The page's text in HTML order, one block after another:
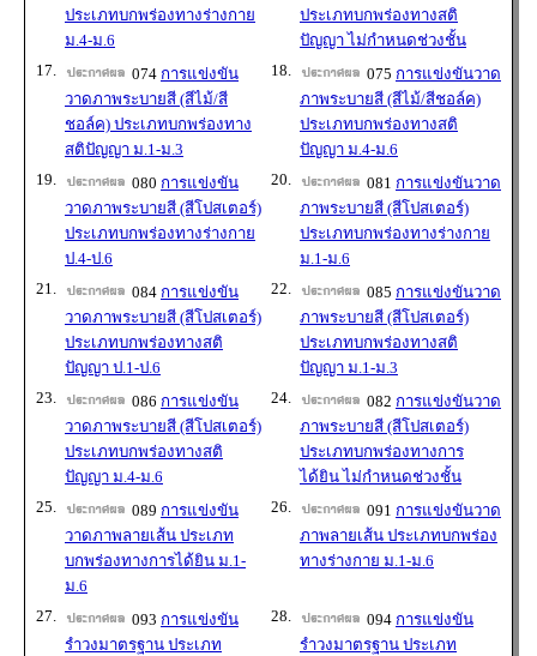
ประเภทบกพร่องทางร่างกาย
ม.4-ม.6
ประเภทบกพร่องทางสติ
ปัญญา ไม่กำหนดช่วงชั้น
17.
074 การแข่งขัน
วาดภาพระบายสี (สีไม้/สี
ชอล์ค) ประเภทบกพร่องทาง
สติปัญญา ม.1-ม.3
18. 075 การแข่งขันวาด
ภาพระบายสี (สีไม้/สีชอล์ค)
ประเภทบกพร่องทางสติ
ปัญญา ม.4-ม.6
19.
080 การแข่งขัน
วาดภาพระบายสี (สีโปสเตอร์)
ประเภทบกพร่องทางร่างกาย
ป.4-ป.6
20. 081 การแข่งขันวาด
ภาพระบายสี (สีโปสเตอร์)
ประเภทบกพร่องทางร่างกาย
ม.1-ม.6
21.
084 การแข่งขัน
วาดภาพระบายสี (สีโปสเตอร์)
ประเภทบกพร่องทางสติ
ปัญญา ป.1-ป.6
22. 085 การแข่งขันวาด
ภาพระบายสี (สีโปสเตอร์)
ประเภทบกพร่องทางสติ
ปัญญา ม.1-ม.3
23.
086 การแข่งขัน
วาดภาพระบายสี (สีโปสเตอร์)
ประเภทบกพร่องทางสติ
ปัญญา ม.4-ม.6
24. 082 การแข่งขันวาด
ภาพระบายสี (สีโปสเตอร์)
ประเภทบกพร่องทางการ
ได้ยิน ไม่กำหนดช่วงชั้น
25.
089 การแข่งขัน
วาดภาพลายเส้น ประเภท
บกพร่องทางการได้ยิน ม.1-
ม.6
26. 091 การแข่งขันวาด
ภาพลายเส้น ประเภทบกพร่อง
ทางร่างกาย ม.1-ม.6
27. 093 การแข่งขัน
รำวงมาตรฐาน ประเภท
28. 094 การแข่งขัน
รำวงมาตรฐาน ประเภท